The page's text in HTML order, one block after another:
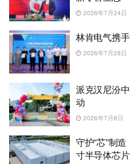
2026年7月24日
林肯电气携
2026年7月28日
派克汉尼汾
动
2026年7月8日
守护“芯”制
寸半导体芯